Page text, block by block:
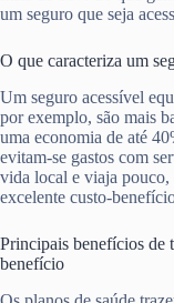
um seguro que seja
O que caracteriza um
Um seguro acessível
por exemplo, são mais
uma economia de até
evitam-se gastos com
vida local e viaja pouco,
excelente custo-
Principais benefícios de
benefício